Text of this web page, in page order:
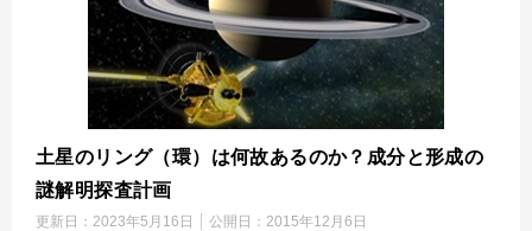
土星のリング（環）は何故あるのか？成分と形成の
謎解明探査計画
更新日： 2023年5月16日 公開日： 2015年12月6日